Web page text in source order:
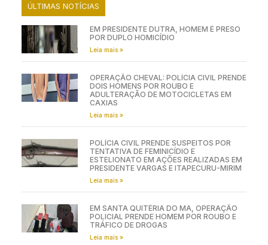
ÚLTIMAS NOTÍCIAS
EM PRESIDENTE DUTRA, HOMEM É PRESO
POR DUPLO HOMICÍDIO
Leia mais »
OPERAÇÃO CHEVAL: POLÍCIA CIVIL PRENDE
DOIS HOMENS POR ROUBO E
ADULTERAÇÃO DE MOTOCICLETAS EM
CAXIAS
Leia mais »
POLÍCIA CIVIL PRENDE SUSPEITOS POR
TENTATIVA DE FEMINICÍDIO E
ESTELIONATO EM AÇÕES REALIZADAS EM
PRESIDENTE VARGAS E ITAPECURU-MIRIM
Leia mais »
EM SANTA QUITÉRIA DO MA, OPERAÇÃO
POLICIAL PRENDE HOMEM POR ROUBO E
TRÁFICO DE DROGAS
Leia mais »